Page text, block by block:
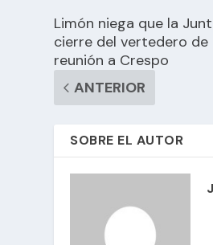
Limón niega que la
cierre del vertedero de
reunión a Crespo
ANTERIOR
SOBRE EL AUTOR